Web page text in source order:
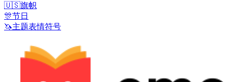
🇺🇸旗帜
🎊节日
🦄主题表情符号